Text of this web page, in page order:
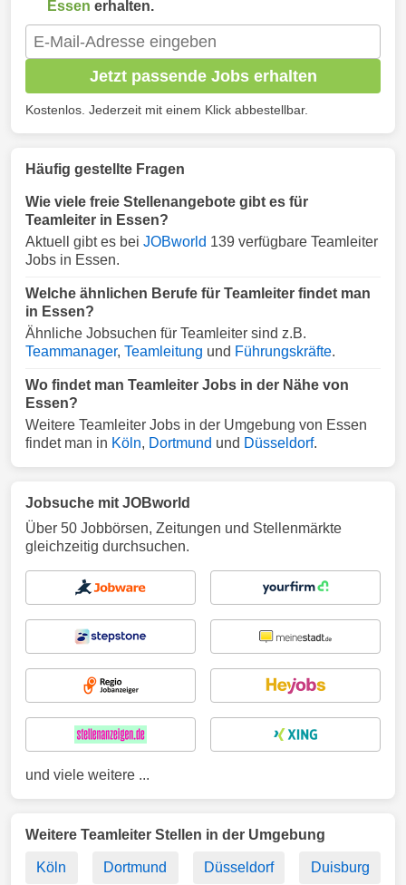
Essen erhalten.
Jetzt passende Jobs erhalten
Kostenlos. Jederzeit mit einem Klick abbestellbar.
Häufig gestellte Fragen
Wie viele freie Stellenangebote gibt es für
Teamleiter in Essen?
Aktuell gibt es bei JOBworld 139 verfügbare Teamleiter
Jobs in Essen.
Welche ähnlichen Berufe für Teamleiter findet man
in Essen?
Ähnliche Jobsuchen für Teamleiter sind z.B.
Teammanager, Teamleitung und Führungskräfte.
Wo findet man Teamleiter Jobs in der Nähe von
Essen?
Weitere Teamleiter Jobs in der Umgebung von Essen
findet man in Köln, Dortmund und Düsseldorf.
Jobsuche mit JOBworld
Über 50 Jobbörsen, Zeitungen und Stellenmärkte
gleichzeitig durchsuchen.
und viele weitere ...
Weitere Teamleiter Stellen in der Umgebung
Köln Dortmund Düsseldorf Duisburg